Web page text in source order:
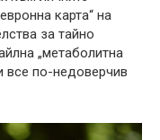
карта“ на
за тайно
„метаболитна
все по-недоверчив